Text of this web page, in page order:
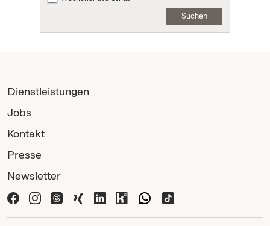
Suchen
Dienstleistungen
Jobs
Kontakt
Presse
Newsletter